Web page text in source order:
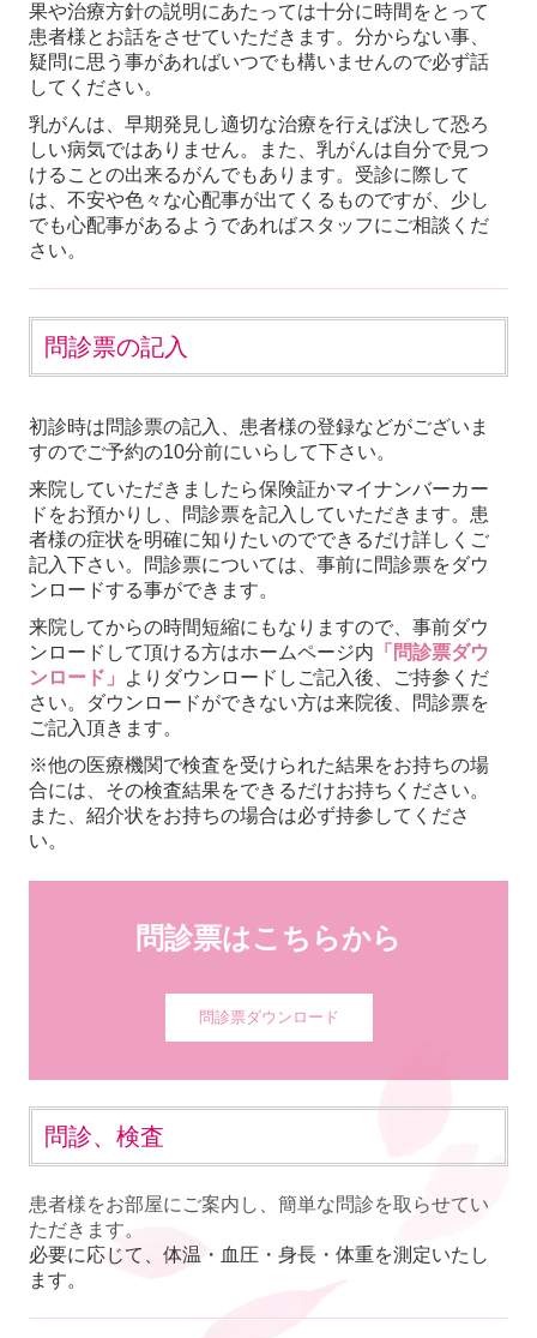
アクセス
問診票ダウンロード
予約方法のご案内
採用情報（事務職員・受付）
果や治療方針の説明にあたっては十分に時間をとって
患者様とお話をさせていただきます。分からない事、
疑問に思う事があればいつでも構いませんので必ず話
してください。
乳がんは、早期発見し適切な治療を行えば決して恐ろ
しい病気ではありません。
また、乳がんは自分で見つ
けることの出来るがんでもあります。受診に際して
は、不安や色々な心配事が出てくるものですが、少し
でも心配事があるようであればスタッフにご相談くだ
さい。
問診票の記入
初診時は問診票の記入、患者様の登録などがございま
すのでご予約の10分前にいらして下さい。
来院していただきましたら保険証かマイナンバーカー
ドをお預かりし、問診票を記入していただきます。 患
者様の症状を明確に知りたいのでできるだけ詳しくご
記入下さい。 問診票については、事前に問診票をダウ
ンロードする事ができます。
来院してからの時間短縮にもなりますので、事前ダウ
ンロードして頂ける方はホームページ内 「問診票ダウ
ンロード」 よりダウンロードしご記入後、ご持参くだ
さい。 ダウンロードができない方は来院後、問診票を
ご記入頂きます。
※他の医療機関で検査を受けられた結果をお持ちの場
合には、その検査結果をできるだけお持ちください。
また、紹介状をお持ちの場合は必ず持参してくださ
い。
問診票はこちらから
問診票ダウンロード
問診、検査
患者様をお部屋にご案内し、簡単な問診を取らせてい
ただきます。
必要に応じて、体温・血圧・身長・体重を測定いたし
ます。